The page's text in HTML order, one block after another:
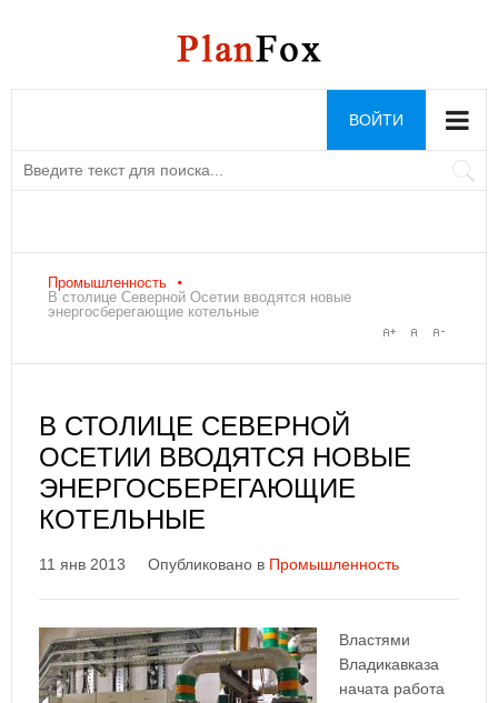
ВОЙТИ
Промышленность
В столице Северной Осетии вводятся новые
энергосберегающие котельные
В СТОЛИЦЕ СЕВЕРНОЙ
ОСЕТИИ ВВОДЯТСЯ НОВЫЕ
ЭНЕРГОСБЕРЕГАЮЩИЕ
КОТЕЛЬНЫЕ
11 янв 2013 Опубликовано в Промышленность
Властями
Владикавказа
начата работа